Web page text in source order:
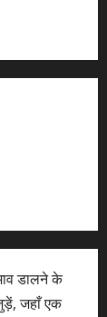
डालने के
जहाँ एक